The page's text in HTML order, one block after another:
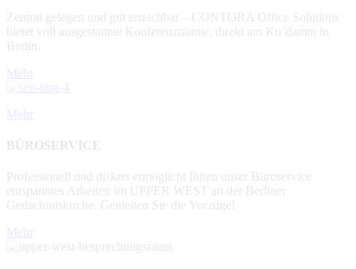
Zentral gelegen und gut erreichbar – CONTORA Office Solutions
bietet voll ausgestattete Konferenzräume, direkt am Ku’damm in
Berlin.
Mehr
Mehr
BÜROSERVICE
Professionell und diskret ermöglicht Ihnen unser Büroservice
entspanntes Arbeiten im UPPER WEST an der Berliner
Gedächtniskirche. Genießen Sie die Vorzüge!
Mehr